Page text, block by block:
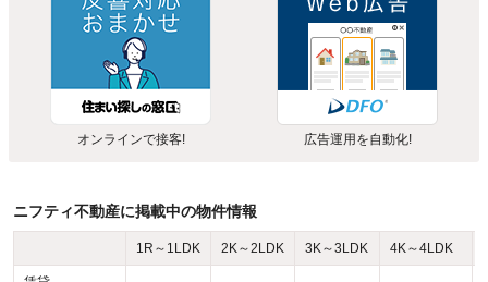
オンラインで接客! 広告運用を自動化!
ニフティ不動産に掲載中の物件情報
1R～1LDK 2K～2LDK 3K～3LDK 4K～4LDK